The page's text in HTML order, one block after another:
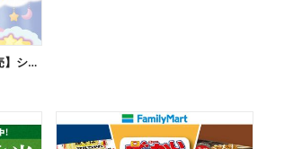
【ファミマオンライン先行販売】シルバニアファミリー